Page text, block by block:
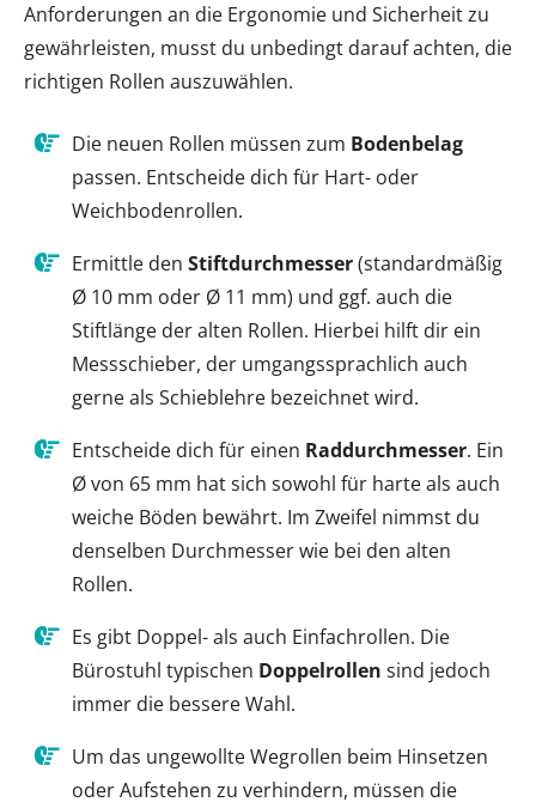
Anforderungen an die Ergonomie und Sicherheit zu
gewährleisten, musst du unbedingt darauf achten, die
richtigen Rollen auszuwählen.
Die neuen Rollen müssen zum Bodenbelag
passen. Entscheide dich für Hart- oder
Weichbodenrollen.
Ermittle den Stiftdurchmesser(standardmäßig
Ø 10 mm oder Ø 11 mm) und ggf. auch die
Stiftlänge der alten Rollen. Hierbei hilft dir ein
Messschieber, der umgangssprachlich auch
gerne als Schieblehre bezeichnet wird.
Entscheide dich für einen Raddurchmesser. Ein
Ø von 65 mm hat sich sowohl für harte als auch
weiche Böden bewährt. Im Zweifel nimmst du
denselben Durchmesser wie bei den alten
Rollen.
Es gibt Doppel- als auch Einfachrollen. Die
Bürostuhl typischen Doppelrollen sind jedoch
immer die bessere Wahl.
Um das ungewollte Wegrollen beim Hinsetzen
oder Aufstehen zu verhindern, müssen die